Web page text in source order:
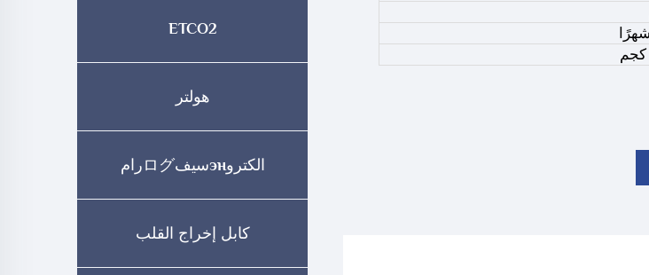
ETCO2
هولتر
الكتروэнسيفログرام
كابل إخراج القلب